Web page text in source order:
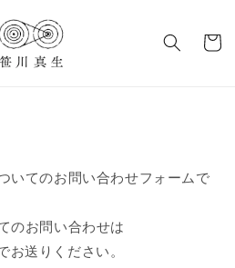
ー
いてのお問い合わせフォームで
のお問い合わせは
お送りください。